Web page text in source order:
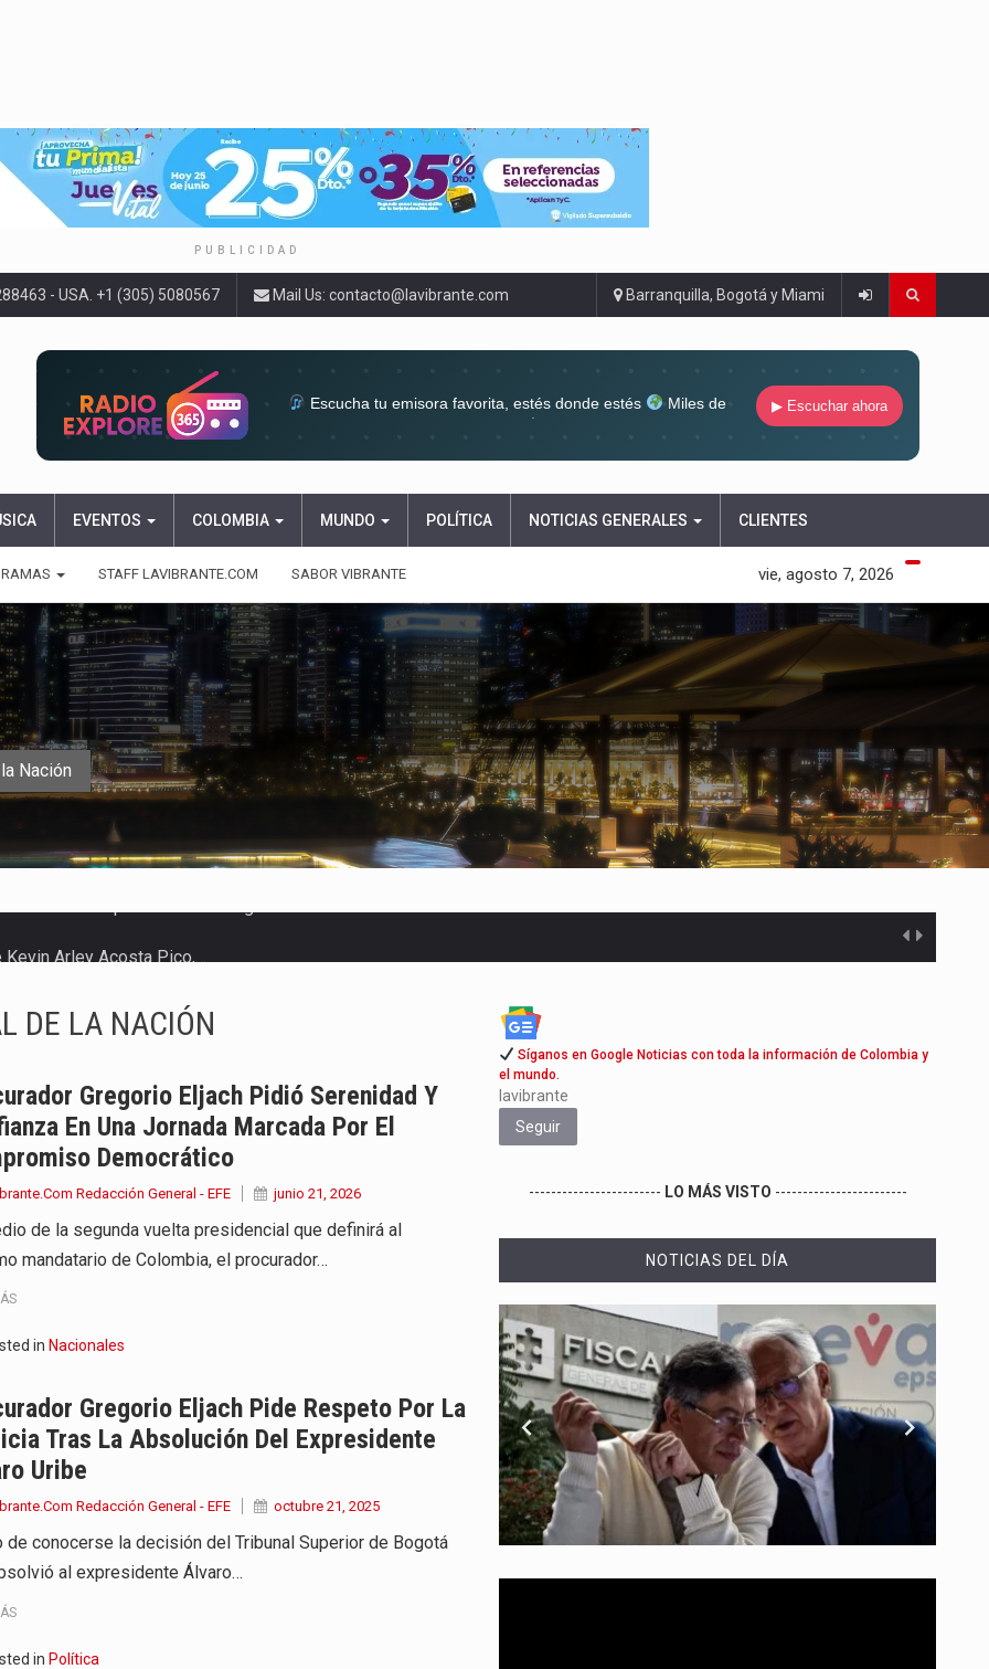
PUBLICIDAD
- USA. +1 (305) 5080567 Mail Us: contacto@lavibrante.com Barranquilla, Bogotá y Miami
Escucha tu emisora favorita, estés donde estés
Miles de
▶ Escuchar ahora
EVENTOS COLOMBIA MUNDO POLÍTICA NOTICIAS GENERALES CLIENTES
STAFF LAVIBRANTE.COM SABOR VIBRANTE vie, agosto 7, 2026
Nación
las protagonistas durante la…
el próximo 16 de…
el equipo de…
marcha un amplio plan…
con condiciones de…
en MT4 es…
7 de agosto con un…
vuelve a sorprender a sus seguidores…
DE LA NACIÓN
Gregorio Eljach Pidió Serenidad Y
En Una Jornada Marcada Por El
Democrático
Redacción General - EFE junio 21, 2026
de la segunda vuelta presidencial que definirá al
mandatario de Colombia, el procurador…
in Nacionales
Gregorio Eljach Pide Respeto Por La
Tras La Absolución Del Expresidente
Uribe
Redacción General - EFE octubre 21, 2025
de conocerse la decisión del Tribunal Superior de Bogotá
al expresidente Álvaro…
in Política
Síganos en Google Noticias con toda la información de Colombia y
el mundo.
lavibrante
Seguir
------------------------ LO MÁS VISTO ------------------------
NOTICIAS DEL DÍA